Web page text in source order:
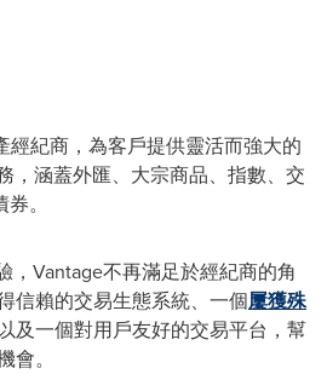
經紀商，為客戶提供靈活而強大的
，涵蓋外匯、大宗商品、指數、交
。
，Vantage不再滿足於經紀商的角
信賴的交易生態系統、一個屢獲殊
及一個對用戶友好的交易平台，幫
。